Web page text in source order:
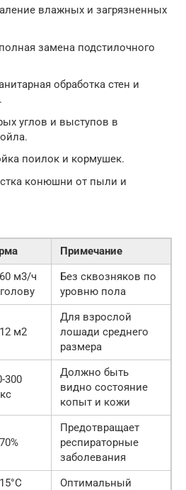
влажных и загрязненных
замена подстилочного
обработка стен и
углов и выступов в
поилок и кормушек.
конюшни от пыли и
Примечание
м3/ч
Без сквозняков по
уровню пола
м2
Для взрослой
лошади среднего
размера
300
Должно быть
видно состояние
копыт и кожи
Предотвращает
респираторные
заболевания
Оптимальный